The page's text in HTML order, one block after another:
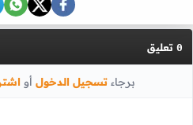
0 تعليق
برجاءتسجيل الدخول أو